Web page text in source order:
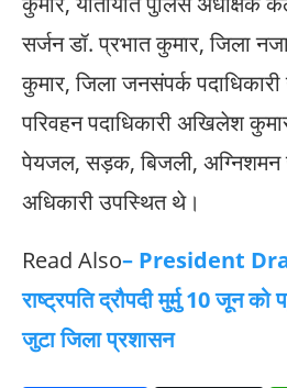
सर्जन डॉ. प्रभात कुमार, जिला
कुमार, जिला जनसंपर्क पदाधिकारी
परिवहन पदाधिकारी अखिलेश
पेयजल, सड़क, बिजली, अग्निशमन
अधिकारी उपस्थित थे।
Read Also– President
राष्ट्रपति द्रौपदी मुर्मु 10 जून को
जुटा जिला प्रशासन